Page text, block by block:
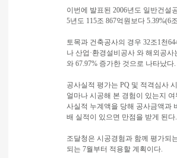
이번에 발표된 2006년도 일반건설
5년도 115조 867억원보다 5.39%(6
토목과 건축공사의 경우 32조1천
나 산업·환경설비공사 와 해외공사
와 67.97% 증가한 것으로 나타났다.
공사실적 평가는 PQ 및 적격심사
얼마나 시공해 본 경험이 있는지
사실적 누계액을 당해 공사금액과
배 실적이 있으면 만점을 받게 된다.
조달청은 시공경험과 함께 평가되
되는 7월부터 적용할 계획이다.